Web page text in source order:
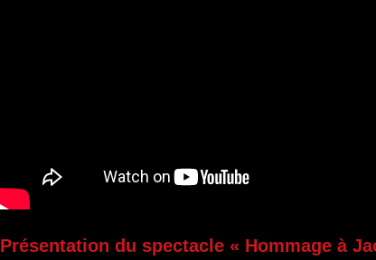
Présentation du spectacle « Hommage à